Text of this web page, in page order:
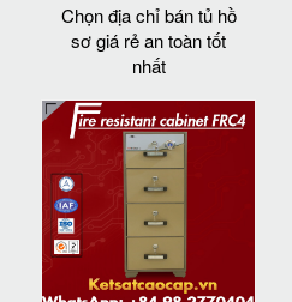
Chọn địa chỉ bán tủ hồ
sơ giá rẻ an toàn tốt
nhất